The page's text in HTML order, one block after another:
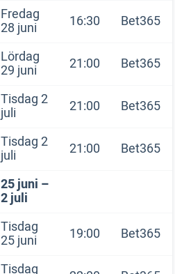
Fredag
28 juni 16:30
Bet365
Lördag
29 juni 21:00
Bet365
Tisdag 2
juli 21:00 Bet365
Tisdag 2
juli 21:00 Bet365
25 juni –
2 juli
Tisdag
25 juni 19:00 Bet365
Tisdag